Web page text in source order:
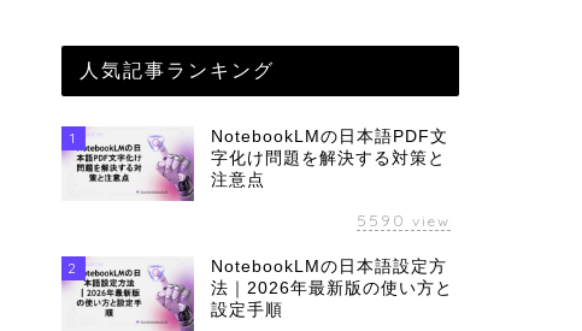
人気記事ランキング
1
NotebookLMの日本語PDF文
字化け問題を解決する対策と
注意点
5590 view
2
NotebookLMの日本語設定方
法｜2026年最新版の使い方と
設定手順